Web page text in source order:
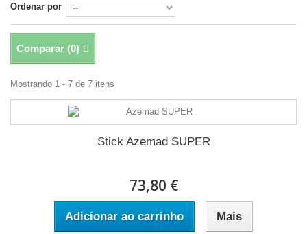
Ordenar por
Comparar (0)
Mostrando 1 - 7 de 7 itens
Stick Azemad SUPER
73,80 €
Adicionar ao carrinho Mais